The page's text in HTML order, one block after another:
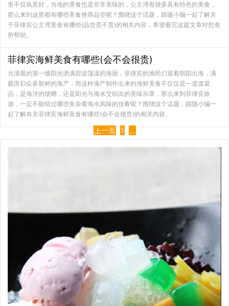
里不仅风景好，当地的美食也是非常美味的，公主湾有很多具有特色的美食，
那么来到这里都有哪些美食推荐品尝呢？围绕这个话题，跟随小编一起了解关
于菲律宾公主湾美食有哪些(品尝贵不贵)的相关内容，希望看完这篇文章对您有
所帮助。
菲律宾海鲜美食有哪些(会不会很贵)
当清晨的第一缕阳光洒满碧波荡漾的海面，菲律宾的渔民们迎着朝阳出海，满
载而归众多新鲜的海产，而这样海产制作出来的海鲜美食不仅仅是一道道菜
品，是海洋的馈赠，还是阳光与海水交织出的美味乐章，那么来到菲律宾旅
游，一定不能错过哪些夹杂着海水风味的佳肴呢？围绕这个话题，跟随小编一
起了解有关菲律宾海鲜美食有哪些(会不会很贵)的相关内容。
上一页 1 ...